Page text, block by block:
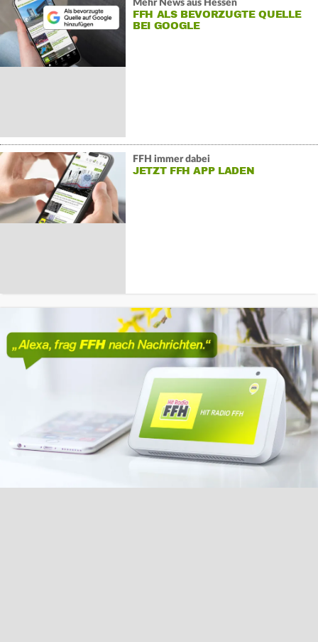
Mehr News aus Hessen
FFH ALS BEVORZUGTE QUELLE
BEI GOOGLE
FFH immer dabei
JETZT FFH APP LADEN